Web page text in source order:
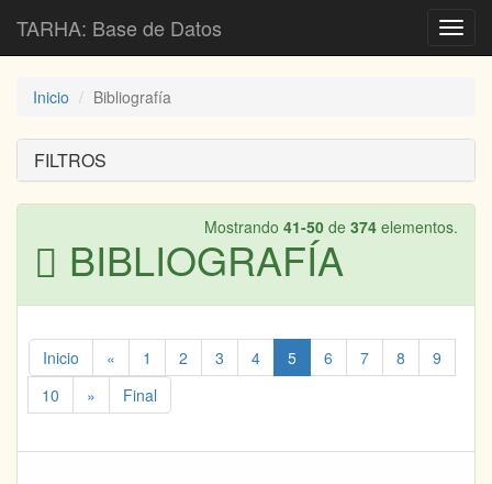
TARHA: Base de Datos
Inicio Bibliografía
FILTROS
Mostrando 41-50 de 374 elementos.
BIBLIOGRAFÍA
Inicio « 1 2 3 4 5 6 7 8
9
10
» Final